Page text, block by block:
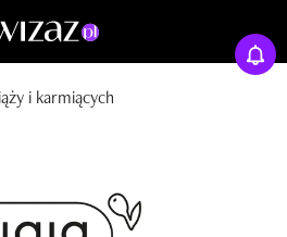
i karmiących